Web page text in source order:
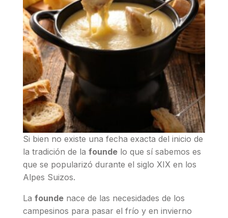
Si bien no existe una fecha exacta del inicio de
la tradición de la founde lo que sí sabemos es
que se popularizó durante el siglo XIX en los
Alpes Suizos.
La founde nace de las necesidades de los
campesinos para pasar el frío y en invierno